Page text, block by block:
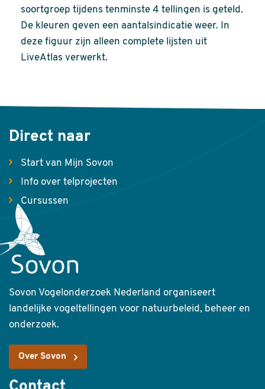
soortgroep tijdens tenminste 4 tellingen is geteld.
De kleuren geven een aantalsindicatie weer. In
deze figuur zijn alleen complete lijsten uit
LiveAtlas verwerkt.
Direct naar
Start van Mijn Sovon
Info over telprojecten
Cursussen
Sovon Vogelonderzoek Nederland organiseert
landelijke vogeltellingen voor natuurbeleid, beheer en
onderzoek.
Over Sovon